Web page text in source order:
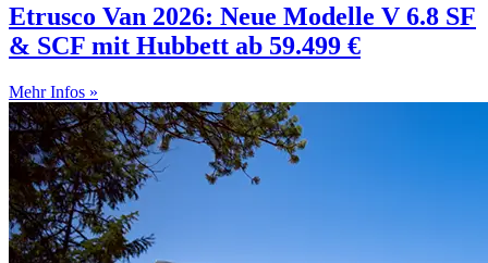
Etrusco Van 2026: Neue Modelle V 6.8 SF
& SCF mit Hubbett ab 59.499 €
Mehr Infos »